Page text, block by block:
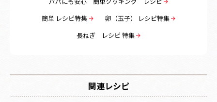
簡単 レシピ特集
卵（玉子） レシピ特集
長ねぎ レシピ 特集
関連レシピ